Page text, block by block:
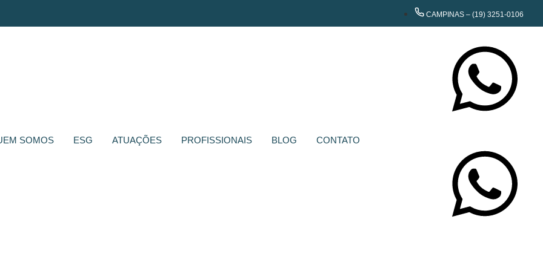
CAMPINAS – (19) 3251-0106
SOMOS ESG ATUAÇÕES PROFISSIONAIS BLOG CONTATO